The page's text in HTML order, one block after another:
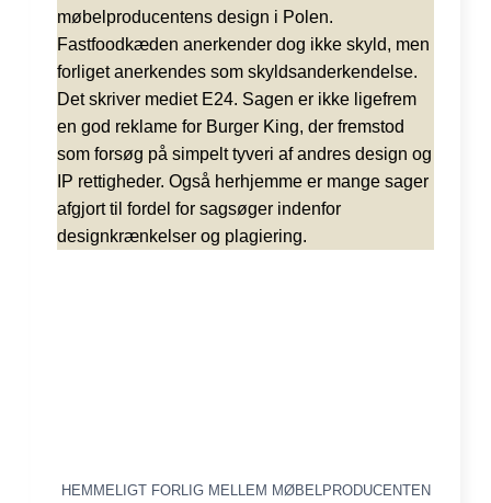
møbelproducentens design i Polen.
Fastfoodkæden anerkender dog ikke skyld, men
forliget anerkendes som skyldsanderkendelse.
Det skriver mediet E24. Sagen er ikke ligefrem
en god reklame for Burger King, der fremstod
som forsøg på simpelt tyveri af andres design og
IP rettigheder. Også herhjemme er mange sager
afgjort til fordel for sagsøger indenfor
designkrænkelser og plagiering.
HEMMELIGT FORLIG MELLEM MØBELPRODUCENTEN